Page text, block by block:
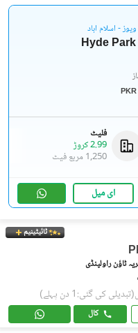
- اسلام آباد
Hyde
PKR
فلیٹ
2.99 کروڑ
1,250 مربع فیٹ
ای میل
ٹائیٹینیم
(تبدیلی کی گئی:1 دن پہلے)
کال